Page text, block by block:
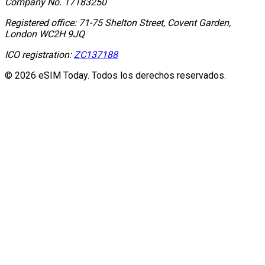
Registered office: 71-75 Shelton Street, Covent Garden,
London WC2H 9JQ
ICO registration: ZC137188
© 2026 eSIM Today. Todos los derechos reservados.